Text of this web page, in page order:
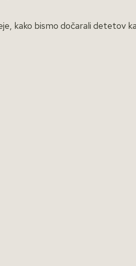
kako bismo dočarali detetov